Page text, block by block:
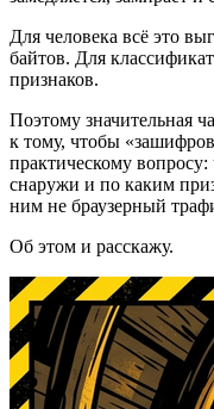
Для человека всё это
байтов. Для
признаков.
Поэтому значительная
к тому, чтобы
практическому
снаружи и по каким
ним не браузерный
Об этом и расскажу.